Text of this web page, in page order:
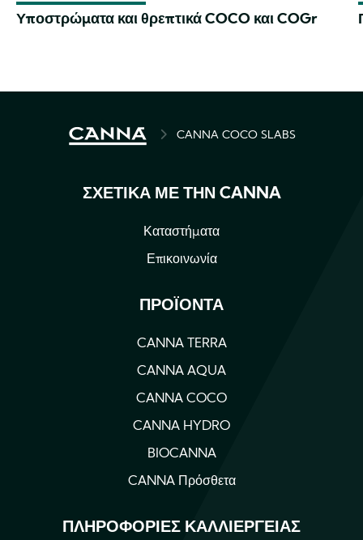
Υποστρώματα και θρεπτικά COCO και COGr
BREADCRUMBCANNA COCO SLABS
ΣΧΕΤΙΚΆ ΜΕ ΤΗΝ CANNA
Καταστήματα
Επικοινωνία
ΠΡΟΪΌΝΤΑ
CANNA TERRA
CANNA AQUA
CANNA COCO
CANNA HYDRO
BIOCANNA
CANNA Πρόσθετα
ΠΛΗΡΟΦΟΡΊΕΣ ΚΑΛΛΙΈΡΓΕΙΑΣ